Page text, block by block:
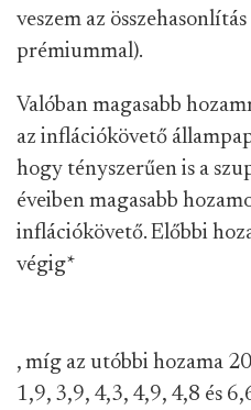
veszem az
prémiummal).
Valóban magasabb
az inflációkövető
hogy tényszerűen is a
éveiben magasabb
inflációkövető. Előbbi
végig*
, míg az utóbbi hozama
1,9, 3,9, 4,3, 4,9, 4,8 és